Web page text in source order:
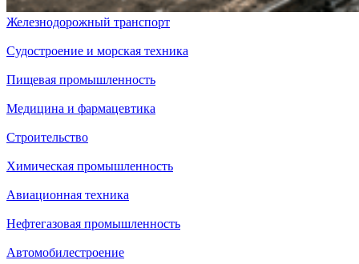
Железнодорожный транспорт
Судостроение и морская техника
Пищевая промышленность
Медицина и фармацевтика
Строительство
Химическая промышленность
Авиационная техника
Нефтегазовая промышленность
Автомобилестроение